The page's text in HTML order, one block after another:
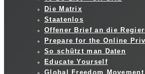
Die Matrix
Staatenlos
Offener Brief an die
Prepare for the Online
So schützt man Daten
Educate Yourself
Global Freedom Movement